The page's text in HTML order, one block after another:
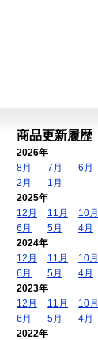
商品更新履歴
2026年
8月
7月 6月
2月
1月
2025年
12月
11月 10月
6月
5月 4月
2024年
12月
11月 10月
6月
5月 4月
2023年
12月
11月 10月
6月
5月 4月
2022年